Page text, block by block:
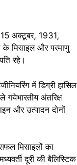
अक्टूबर, 1931,
के मिसाइल और परमाणु
रहे।
में डिग्री हासिल
अंतरिक्ष
और उत्पादन दोनों
मिसाइलों का
दूरी की बैलिस्टिक